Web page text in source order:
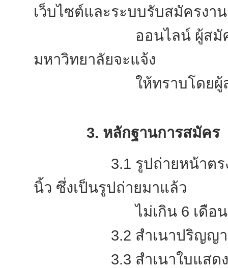
เว็บไซต์และระบบรับสมัครงาน
ออนไลน์ ผู้สมัครสามา
มหาวิทยาลัยจะแจ้ง
ให้ทราบโดยผู้สมัครจ
3. หลักฐานการสมัคร
3.1 รูปถ่ายหน้าตรง ไม่
นิ้ว ซึ่งเป็นรูปถ่ายมาแล้ว
ไม่เกิน 6 เดือน และถ่
3.2 สำเนาปริญญาบัตร
3.3 สำเนาใบแสดงผลกา